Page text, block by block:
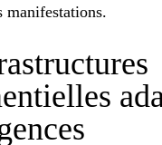
manifestations.